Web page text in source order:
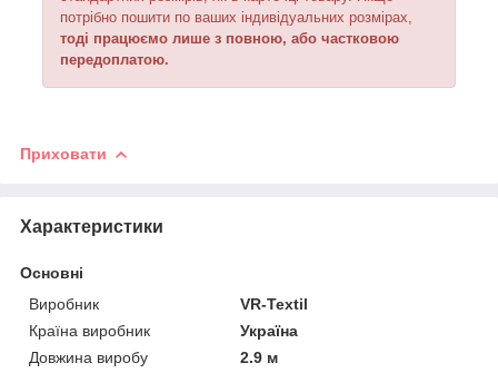
потрібно пошити по ваших індивідуальних розмірах,
тоді працюємо лише з повною, або частковою
передоплатою.
Приховати
Характеристики
Основні
Виробник
VR-Textil
Країна виробник
Україна
Довжина виробу
2.9 м